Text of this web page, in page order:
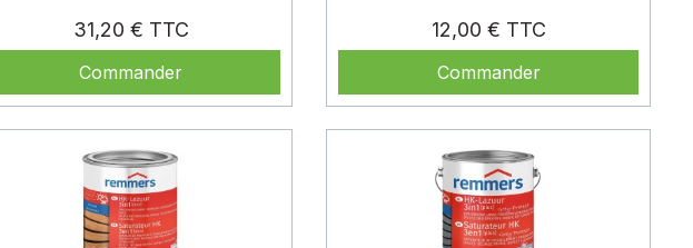
31,20 €
Prix
Commander
12,00 €
Prix
Commander